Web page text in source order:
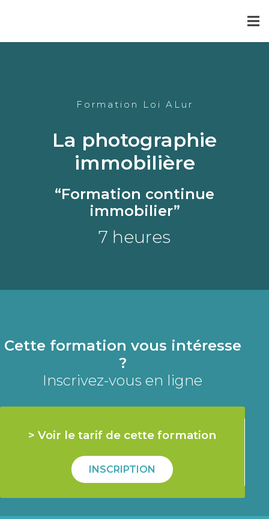
Formation Loi ALur
La photographie
immobilière
“Formation continue
immobilier”
7 heures
Cette formation vous intéresse
?
Inscrivez-vous en ligne
> Voir le tarif de cette formation
INSCRIPTION